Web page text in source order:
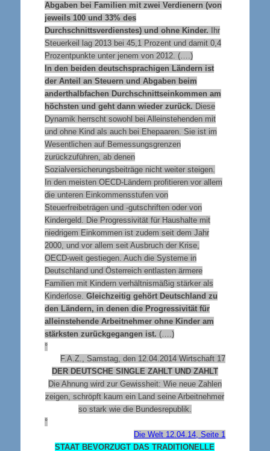
Abgaben bei Familien mit zwei Verdienern (von
jeweils 100 und 33% des
Durchschnittsverdienstes) und ohne Kinder. Ihr
Steuerkeil lag 2013 bei 45,1 Prozent und damit 0,4
Prozentpunkte unter jenem von 2012. (….)
In den beiden deutschsprachigen Ländern ist
der Anteil an Steuern und Abgaben beim
anderthalbfachen Durchschnittseinkommen am
höchsten und geht dann wieder zurück. Diese
Dynamik herrscht sowohl bei Alleinstehenden mit
und ohne Kind als auch bei Ehepaaren. Sie ist im
Wesentlichen auf Bemessungsgrenzen
zurückzuführen, ab denen
Sozialversicherungsbeiträge nicht weiter steigen.
In den meisten OECD-Ländern profitieren vor allem
die unteren Einkommensstufen von
Steuerfreibeträgen und -gutschriften oder von
Kindergeld. Die Progressivität für Haushalte mit
niedrigem Einkommen ist zudem seit dem Jahr
2000, und vor allem seit Ausbruch der Krise,
OECD-weit gestiegen. Auch die Systeme in
Deutschland und Österreich entlasten ärmere
Familien mit Kindern verhältnismäßig stärker als
Kinderlose. Gleichzeitig gehört Deutschland zu
den Ländern, in denen die Progressivität für
alleinstehende Arbeitnehmer ohne Kinder am
stärksten zurückgegangen ist. (….)
°
F.A.Z., Samstag, den 12.04.2014 Wirtschaft 17
DER DEUTSCHE SINGLE ZAHLT UND ZAHLT
Die Ahnung wird zur Gewissheit: Wie neue Zahlen
zeigen, schröpft kaum ein Land seine Arbeitnehmer
so stark wie die Bundesrepublik.
°
Die Welt 12.04.14, Seite 1
STAAT BEVORZUGT DAS TRADITIONELLE